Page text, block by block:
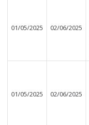
01/05/2025 02/06/2025
01/05/2025 02/06/2025